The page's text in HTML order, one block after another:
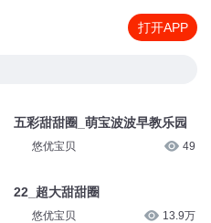
打开APP
五彩甜甜圈_萌宝波波早教乐园
悠优宝贝 49
22_超大甜甜圈
悠优宝贝 13.9万